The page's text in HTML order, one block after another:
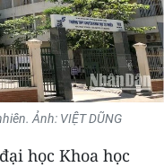
Ảnh: VIỆT DŨNG
học Khoa học